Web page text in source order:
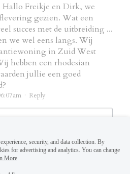
Hallo Freikje en Dirk, we
gezien. Wat een
succes met de uitbreiding ...
we wel eens langs. Wij
in Zuid West
hebben een rhodesian
jullie een goed
· Reply
security, and data collection. By
for advertising and analytics. You can change
More